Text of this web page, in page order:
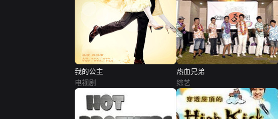
我的公主
电视剧
热血兄弟
综艺